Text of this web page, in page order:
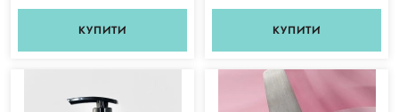
КУПИТИ КУПИТИ